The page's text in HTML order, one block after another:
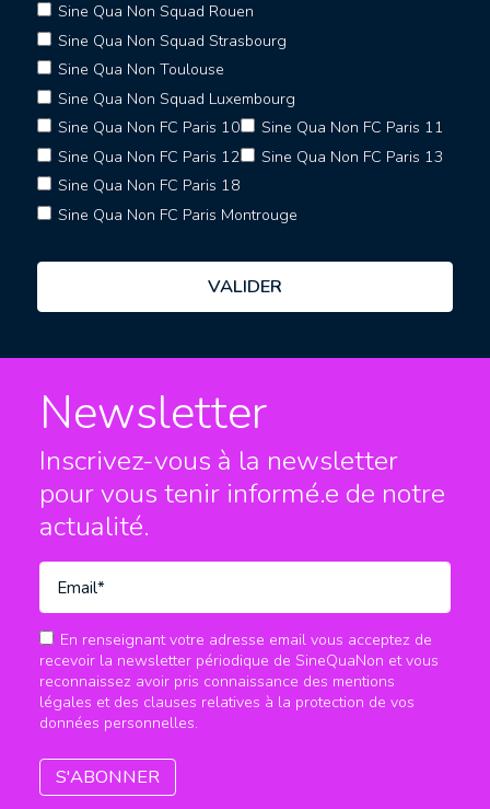
Sine Qua Non Squad Rouen
Sine Qua Non Squad Strasbourg
Sine Qua Non Toulouse
Sine Qua Non Squad Luxembourg
Sine Qua Non FC Paris 10
Sine Qua Non FC Paris 11
Sine Qua Non FC Paris 12
Sine Qua Non FC Paris 13
Sine Qua Non FC Paris 18
Sine Qua Non FC Paris Montrouge
Newsletter
Inscrivez-vous à la newsletter
pour vous tenir informé.e de notre
actualité.
En renseignant votre adresse email vous acceptez de
recevoir la newsletter périodique de SineQuaNon et vous
reconnaissez avoir pris connaissance des mentions
légales et des clauses relatives à la protection de vos
données personnelles.